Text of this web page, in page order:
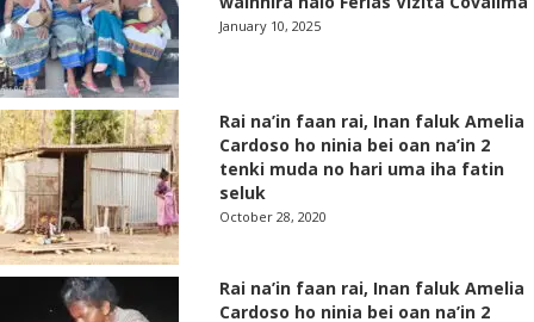
January 10, 2025
Rai na’in faan rai, Inan faluk Amelia
Cardoso ho ninia bei oan na’in 2
tenki muda no hari uma iha fatin
seluk
October 28, 2020
Rai na’in faan rai, Inan faluk Amelia
Cardoso ho ninia bei oan na’in 2